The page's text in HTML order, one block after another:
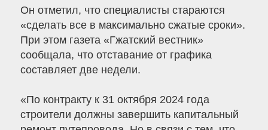
Он отметил, что специалисты стараются
«сделать все в максимально сжатые сроки».
При этом газета «Гжатский вестник»
сообщала, что отставание от графика
составляет две недели.
«По контракту к 31 октября 2024 года
строители должны завершить капитальный